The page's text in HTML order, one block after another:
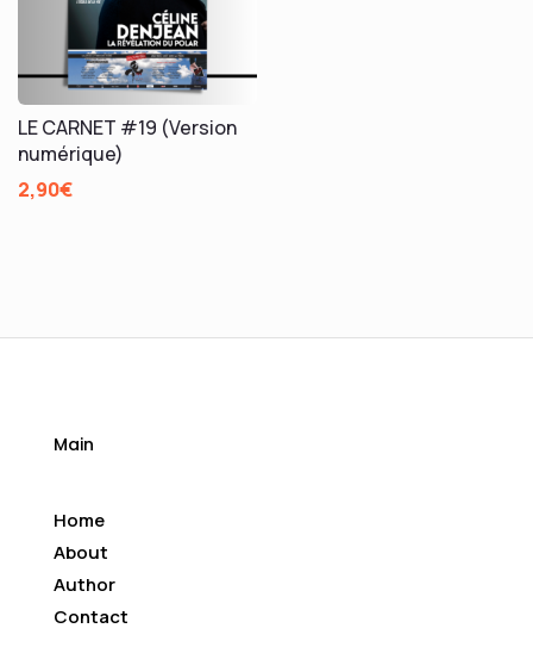
LE CARNET #19 (Version
numérique)
2,90€
Main
Home
About
Author
Contact